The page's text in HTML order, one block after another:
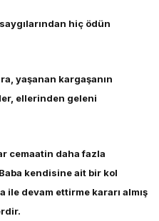
hiç ödün
yaşanan kargaşanın
ellerinden geleni
cemaatin daha fazla
Baba kendisine ait bir kol
ile devam ettirme kararı almış